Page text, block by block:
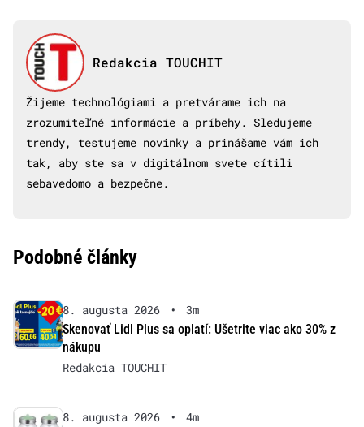
Redakcia TOUCHIT
Žijeme technológiami a pretvárame ich na
zrozumiteľné informácie a príbehy. Sledujeme
trendy, testujeme novinky a prinášame vám ich
tak, aby ste sa v digitálnom svete cítili
sebavedomo a bezpečne.
Podobné články
8. augusta 2026 •
3m
Skenovať Lidl Plus sa oplatí: Ušetrite viac ako 30% z
nákupu
Redakcia TOUCHIT
8. augusta 2026 •
4m